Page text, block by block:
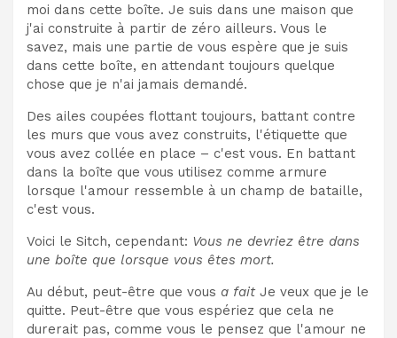
moi dans cette boîte. Je suis dans une maison que
j'ai construite à partir de zéro ailleurs. Vous le
savez, mais une partie de vous espère que je suis
dans cette boîte, en attendant toujours quelque
chose que je n'ai jamais demandé.
Des ailes coupées flottant toujours, battant contre
les murs que vous avez construits, l'étiquette que
vous avez collée en place – c'est vous. En battant
dans la boîte que vous utilisez comme armure
lorsque l'amour ressemble à un champ de bataille,
c'est vous.
Voici le Sitch, cependant: Vous ne devriez être dans
une boîte que lorsque vous êtes mort.
Au début, peut-être que vous a faitJe veux que je le
quitte. Peut-être que vous espériez que cela ne
durerait pas, comme vous le pensez que l'amour ne